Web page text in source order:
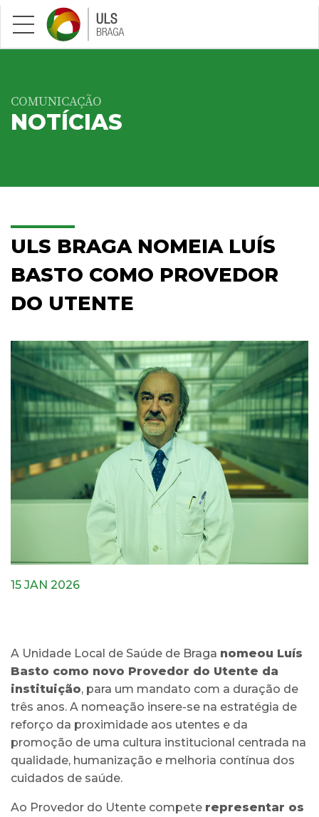
Saltar para conteúdo principal
COMUNICAÇÃO
NOTÍCIAS
ULS BRAGA NOMEIA LUÍS
BASTO COMO PROVEDOR
DO UTENTE
15 JAN 2026
A Unidade Local de Saúde de Braga nomeou Luís
Basto como novo Provedor do Utente da
instituição, para um mandato com a duração de
três anos. A nomeação insere-se na estratégia de
reforço da proximidade aos utentes e da
promoção de uma cultura institucional centrada na
qualidade, humanização e melhoria contínua dos
cuidados de saúde.
Ao Provedor do Utente compete representar os